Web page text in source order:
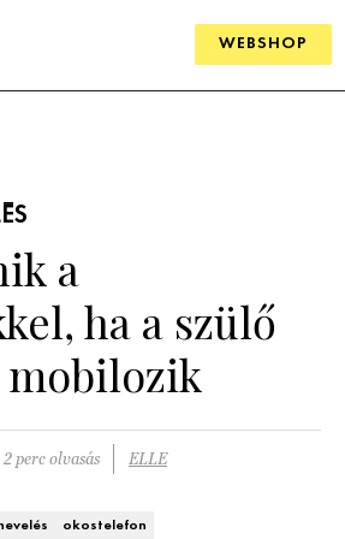
WEBSHOP
a
ha a szülő
2 perc olvasás ELLE
okostelefon